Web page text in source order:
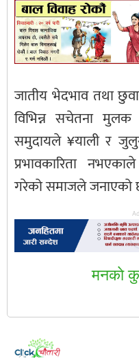
जातीय भेदभाव तथा
विभिन्न सचेतना मुलक
समुदायले ¥याली र
प्रभावकारिता
गरेको समाजले जनाएको
मनकाे